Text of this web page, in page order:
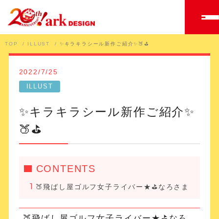
TOP ILLUST ✨キラキラシール新作ご紹介✨🍑⛳️
2022/7/25
ILLUST
✨キラキラシール新作ご紹介✨
🍑⛳️
CONTENTS
🍑飛ばし屋ゴルフ女子ライバー★⛳️なろさま